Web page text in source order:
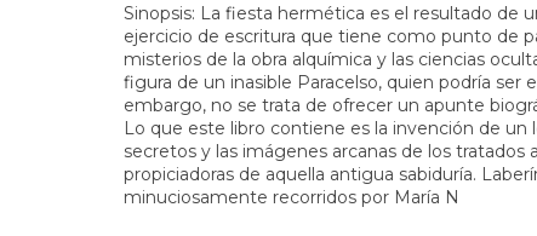
Sinopsis: La fiesta hermética es el resultado de
ejercicio de escritura que tiene como punto de
misterios de la obra alquímica y las ciencias
figura de un inasible Paracelso, quien podría ser
embargo, no se trata de ofrecer un apunte
Lo que este libro contiene es la invención de
secretos y las imágenes arcanas de los
propiciadoras de aquella antigua sabiduría.
minuciosamente recorridos por María N